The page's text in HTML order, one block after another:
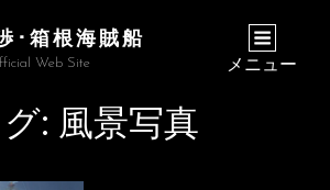
･箱根海賊船
Web Site メニュー
: 風景写真